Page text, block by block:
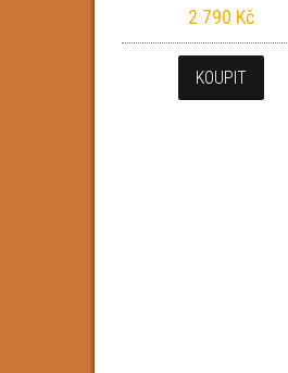
2 790 Kč
KOUPIT